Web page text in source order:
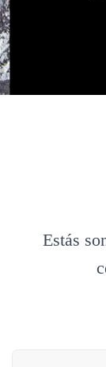
Estás